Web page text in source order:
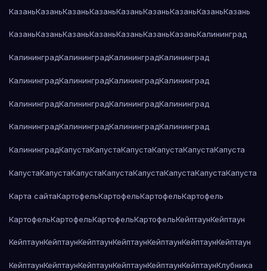
КазаньКазаньКазаньКазаньКазаньКазаньКазаньКазаньКазань
КазаньКазаньКазаньКазаньКазаньКазаньКазаньКалининград
КалининградКалининградКалининградКалининград
КалининградКалининградКалининградКалининград
КалининградКалининградКалининградКалининград
КалининградКалининградКалининградКалининград
КалининградКапустаКапустаКапустаКапустаКапустаКапуста
КапустаКапустаКапустаКапустаКапустаКапустаКапустаКапуста
Карта сайтаКартофельКартофельКартофельКартофель
КартофельКартофельКартофельКартофельКейптаунКейптаун
КейптаунКейптаунКейптаунКейптаунКейптаунКейптаунКейптаун
КейптаунКейптаунКейптаунКейптаунКейптаунКейптаунКлубника